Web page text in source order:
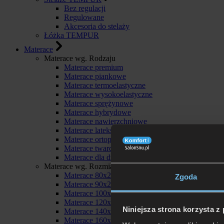
Zgoda
Niniejsza strona korzysta z
Bez regulacji
Regulowane
Akcesoria do stelaży
Łóżka TEMPUR
Materace
Materace wg. Rodzaju
Materace premium
Materace piankowe
Materace termoelastyczne
Materace wysokoelastyczne
Materace sprężynowe
Materace hybrydowe
Materace nawierzchniowe
Materace lateksowe
Materace ortopedyczne
Materace twarde
Materace dla dzieci
Materace wg. Rozmiaru
Materace 80x200
Materace 90x200
Materace 100x200
Materace 120x200
Materace 140x200
Materace 160x200